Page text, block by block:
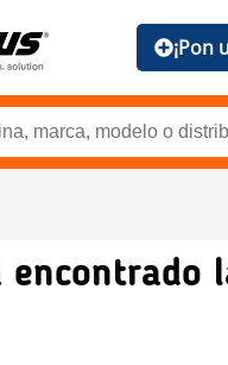
¡Pon
encontrado